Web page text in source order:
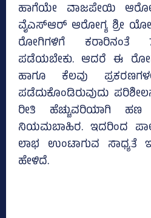
ಹಾಗೆಯೇ ವಾಜಪೇಯಿ
ವೈಎಸ್‌ಆರ್‌ ಆರೋಗ್ಯ ಶ್ರೀ
ರೋಗಿಗಳಿಗೆ ಕರಾರಿನಂತೆ
ಪಡೆಯಬೇಕು. ಆದರೆ ಈ
ಹಾಗೂ ಕೆಲವು
ಪಡೆದುಕೊಂಡಿರುವುದು
ರೀತಿ ಹೆಚ್ಚುವರಿಯಾಗಿ ಹಣ
ನಿಯಮಬಾಹಿರ. ಇದರಿಂದ
ಲಾಭ ಉಂಟಾಗುವ ಸಾಧ್ಯತೆ
ಹೇಳಿದೆ.